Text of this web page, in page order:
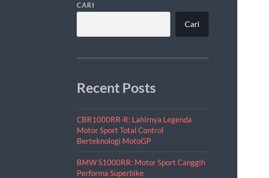
CARI
Cari
Recent Posts
CBR1000RR-R: Lahirnya Legenda
Motor Sport Total Control
Berteknologi MotoGP
BMW S1000RR: Motor Sport Canggih
Performa Superbike